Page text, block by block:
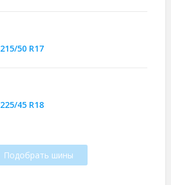
215/50 R17
225/45 R18
Подобрать шины